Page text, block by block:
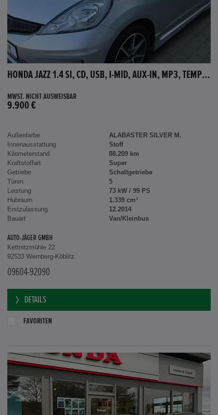
HONDA JAZZ 1.4 SI, CD, USB, I-MID, AUX-IN, MP3, TEMPOMAT
MWST. NICHT AUSWEISBAR
9.900 €
Außenfarbe
ALABASTER SILVER M.
Innenausstattung
Stoff
Kilometerstand
88.209 km
Kraftstoffart
Super
Getriebe
Schaltgetriebe
Türen
5
Leistung
73 kW / 99 PS
Hubraum
1.339 cm³
Erstzulassung
12.2014
Bauart
Van/Kleinbus
AUTO-JÄGER GMBH
Kettnitzmühle 22
92533 Wernberg-Köblitz
09604-92090
DETAILS
FAVORITEN